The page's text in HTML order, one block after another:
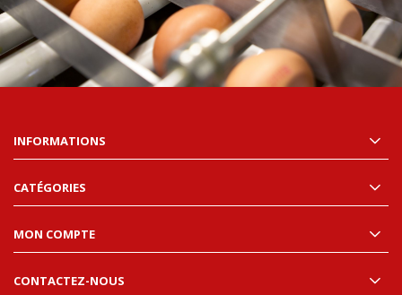
INFORMATIONS
CATÉGORIES
MON COMPTE
CONTACTEZ-NOUS